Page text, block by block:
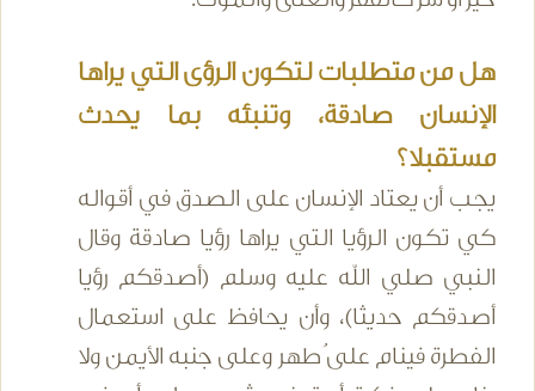
هل من متطلبات لتكون الرؤى التي يراها
الإنسان صادقة، وتنبئه بما يحدث
مستقبلا؟
يجب أن يعتاد الإنسان على الصدق في أقواله
كي تكون الرؤيا التي يراها رؤيا صادقة وقال
النبي صلي الله عليه وسلم (أصدقكم رؤيا
أصدقكم حديثا)، وأن يحافظ على استعمال
الفطرة فينام على ُطهر وعلى جنبه الأيمن ولا